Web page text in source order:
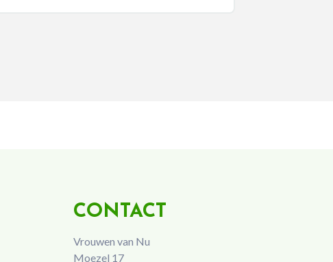
CONTACT
Vrouwen van Nu
Moezel 17